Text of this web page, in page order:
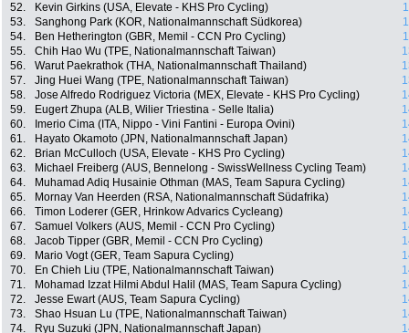
52.
Kevin Girkins (USA, Elevate - KHS Pro Cycling)
53.
Sanghong Park (KOR, Nationalmannschaft Südkorea)
54.
Ben Hetherington (GBR, Memil - CCN Pro Cycling)
55.
Chih Hao Wu (TPE, Nationalmannschaft Taiwan)
56.
Warut Paekrathok (THA, Nationalmannschaft Thailand)
57.
Jing Huei Wang (TPE, Nationalmannschaft Taiwan)
58.
Jose Alfredo Rodriguez Victoria (MEX, Elevate - KHS Pro Cycling)
59.
Eugert Zhupa (ALB, Wilier Triestina - Selle Italia)
60.
Imerio Cima (ITA, Nippo - Vini Fantini - Europa Ovini)
61.
Hayato Okamoto (JPN, Nationalmannschaft Japan)
62.
Brian McCulloch (USA, Elevate - KHS Pro Cycling)
63.
Michael Freiberg (AUS, Bennelong - SwissWellness Cycling Team)
64.
Muhamad Adiq Husainie Othman (MAS, Team Sapura Cycling)
65.
Mornay Van Heerden (RSA, Nationalmannschaft Südafrika)
66.
Timon Loderer (GER, Hrinkow Advarics Cycleang)
67.
Samuel Volkers (AUS, Memil - CCN Pro Cycling)
68.
Jacob Tipper (GBR, Memil - CCN Pro Cycling)
69.
Mario Vogt (GER, Team Sapura Cycling)
70.
En Chieh Liu (TPE, Nationalmannschaft Taiwan)
71.
Mohamad Izzat Hilmi Abdul Halil (MAS, Team Sapura Cycling)
72.
Jesse Ewart (AUS, Team Sapura Cycling)
73.
Shao Hsuan Lu (TPE, Nationalmannschaft Taiwan)
74.
Ryu Suzuki (JPN, Nationalmannschaft Japan)